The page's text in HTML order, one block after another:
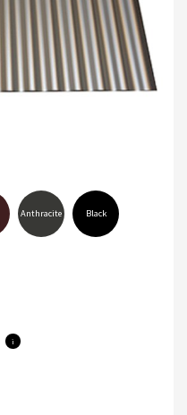
Anthracite Black
i